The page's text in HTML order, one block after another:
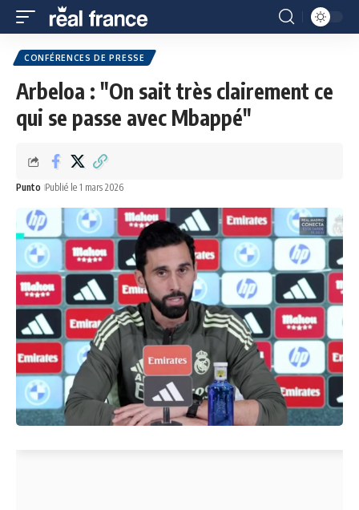
CONFÉRENCES DE PRESSE
Arbeloa : "On sait très clairement ce
qui se passe avec Mbappé"
Punto Publié le 1 mars 2026